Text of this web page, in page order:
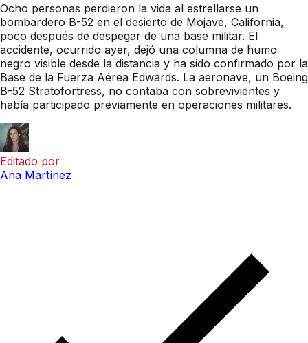
Ocho personas perdieron la vida al estrellarse un
bombardero B-52 en el desierto de Mojave, California,
poco después de despegar de una base militar. El
accidente, ocurrido ayer, dejó una columna de humo
negro visible desde la distancia y ha sido confirmado por la
Base de la Fuerza Aérea Edwards. La aeronave, un Boeing
B-52 Stratofortress, no contaba con sobrevivientes y
había participado previamente en operaciones militares.
Editado por
Ana Martínez